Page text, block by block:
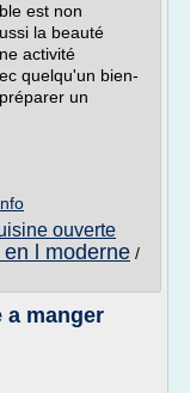
est non
la beauté
activité
quelqu'un bien-
un
ouverte
l moderne /
a manger